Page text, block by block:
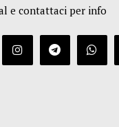
e contattaci per info